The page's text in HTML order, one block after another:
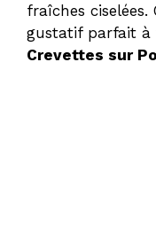
fraîches
gustatif parfait à
Crevettes sur